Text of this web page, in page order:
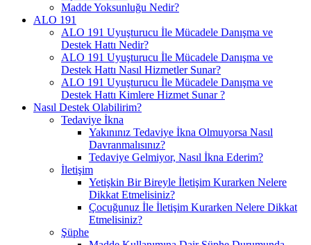
Madde Yoksunluğu Nedir?
ALO 191
ALO 191 Uyuşturucu İle Mücadele Danışma ve
Destek Hattı Nedir?
ALO 191 Uyuşturucu İle Mücadele Danışma ve
Destek Hattı Nasıl Hizmetler Sunar?
ALO 191 Uyuşturucu İle Mücadele Danışma ve
Destek Hattı Kimlere Hizmet Sunar ?
Nasıl Destek Olabilirim?
Tedaviye İkna
Yakınınız Tedaviye İkna Olmuyorsa Nasıl
Davranmalısınız?
Tedaviye Gelmiyor, Nasıl İkna Ederim?
İletişim
Yetişkin Bir Bireyle İletişim Kurarken Nelere
Dikkat Etmelisiniz?
Çocuğunuz İle İletişim Kurarken Nelere Dikkat
Etmelisiniz?
Şüphe